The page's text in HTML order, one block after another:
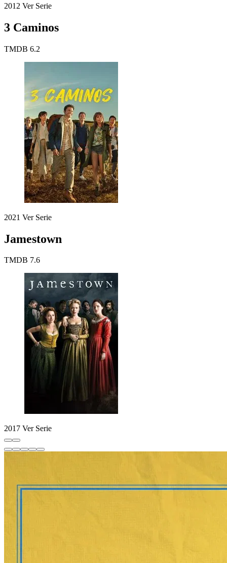
2012 Ver Serie
3 Caminos
TMDB 6.2
2021 Ver Serie
Jamestown
TMDB 7.6
2017 Ver Serie